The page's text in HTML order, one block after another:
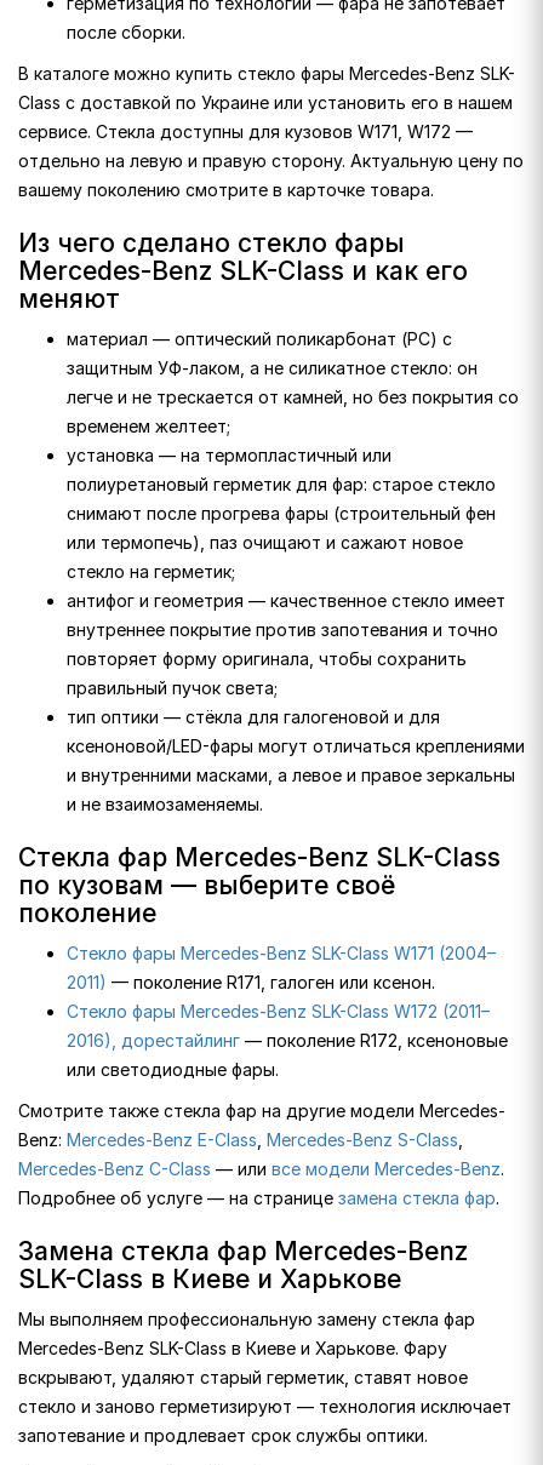
после сборки.
В каталоге можно купить стекло фары Mercedes-Benz SLK-
Class с доставкой по Украине или установить его в нашем
сервисе. Стекла доступны для кузовов W171, W172 —
отдельно на левую и правую сторону. Актуальную цену по
вашему поколению смотрите в карточке товара.
Из чего сделано стекло фары
Mercedes-Benz SLK-Class и как его
меняют
материал — оптический поликарбонат (PC) с
защитным УФ-лаком, а не силикатное стекло: он
легче и не трескается от камней, но без покрытия со
временем желтеет;
установка — на термопластичный или
полиуретановый герметик для фар: старое стекло
снимают после прогрева фары (строительный фен
или термопечь), паз очищают и сажают новое
стекло на герметик;
антифог и геометрия — качественное стекло имеет
внутреннее покрытие против запотевания и точно
повторяет форму оригинала, чтобы сохранить
правильный пучок света;
тип оптики — стёкла для галогеновой и для
ксеноновой/LED-фары могут отличаться креплениями
и внутренними масками, а левое и правое зеркальны
и не взаимозаменяемы.
Стекла фар Mercedes-Benz SLK-Class
по кузовам — выберите своё
поколение
Стекло фары Mercedes-Benz SLK-Class W171 (2004–
2011) — поколение R171, галоген или ксенон.
Стекло фары Mercedes-Benz SLK-Class W172 (2011–
2016), дорестайлинг — поколение R172, ксеноновые
или светодиодные фары.
Смотрите также стекла фар на другие модели Mercedes-
Benz: Mercedes-Benz E-Class Mercedes-Benz S-Class
Mercedes-Benz C-Class — или все модели Mercedes-Benz.
Подробнее об услуге — на странице замена стекла фар.
Замена стекла фар Mercedes-Benz
SLK-Class в Киеве и Харькове
Мы выполняем профессиональную замену стекла фар
Mercedes-Benz SLK-Class в Киеве и Харькове. Фару
вскрывают, удаляют старый герметик, ставят новое
стекло и заново герметизируют — технология исключает
запотевание и продлевает срок службы оптики.